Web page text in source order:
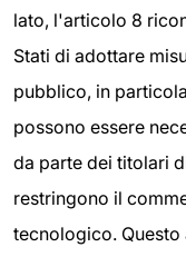
lato, l'articolo 8
Stati di adottare
pubblico, in
possono essere
da parte dei titolari
restringono il
tecnologico.